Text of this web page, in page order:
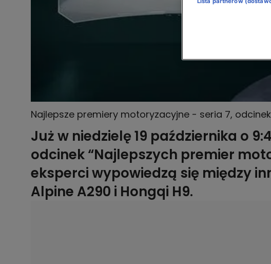
Najlepsze premiery motoryzacyjne - seria 7,
Już w niedzielę 19 października o
odcinek “Najlepszych premier
eksperci wypowiedzą się między
Alpine A290 i Hongqi H9.